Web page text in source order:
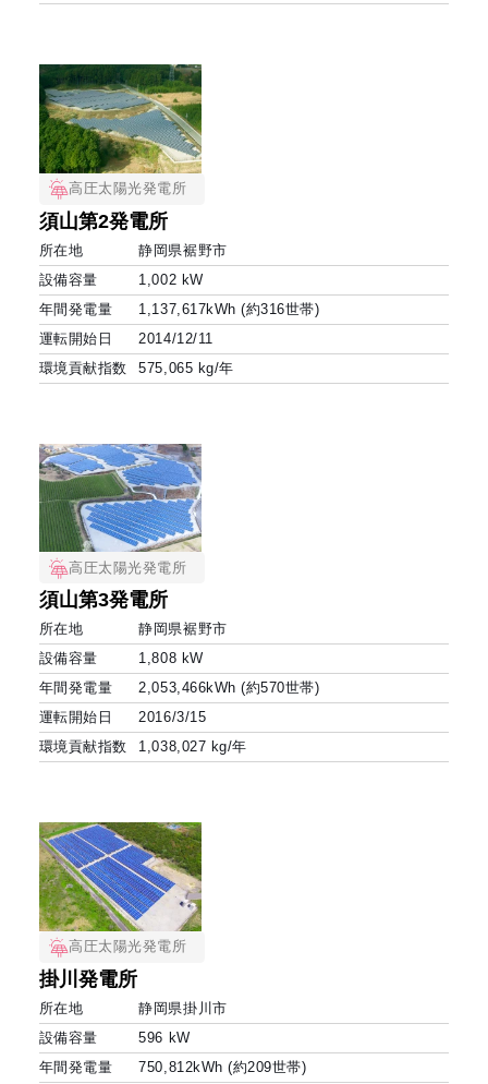
高圧太陽光発電所
須山第2発電所
所在地
静岡県裾野市
設備容量
1,002 kW
年間発電量
1,137,617kWh (約316世帯)
運転開始日
2014/12/11
環境貢献指数
575,065 kg/年
高圧太陽光発電所
須山第3発電所
所在地
静岡県裾野市
設備容量
1,808 kW
年間発電量
2,053,466kWh (約570世帯)
運転開始日
2016/3/15
環境貢献指数
1,038,027 kg/年
高圧太陽光発電所
掛川発電所
所在地
静岡県掛川市
設備容量
596 kW
年間発電量
750,812kWh (約209世帯)